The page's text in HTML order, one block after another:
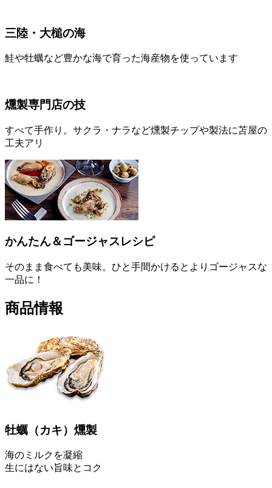
三陸・大槌の海
鮭や牡蠣など豊かな海で育った海産物を使っています
燻製専門店の技
すべて手作り。サクラ・ナラなど燻製チップや製法に苫屋の
工夫アリ
かんたん＆ゴージャスレシピ
そのまま食べても美味。ひと手間かけるとよりゴージャスな
一品に！
商品情報
牡蠣 （カキ） 燻製
海のミルクを凝縮
生にはない旨味とコク